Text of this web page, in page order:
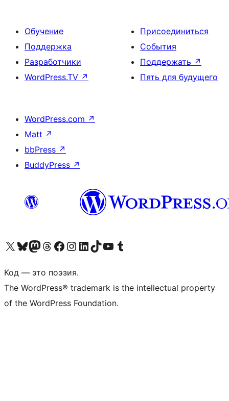
Обучение
Поддержка
Разработчики
WordPress.TV ↗
Присоединиться
События
Поддержать ↗
Пять для будущего
WordPress.com ↗
Matt ↗
bbPress ↗
BuddyPress ↗
Посетите нас в X (ранее Twitter)
Посетите нашу учётную запись в Bluesky
Посетите нашу ленту в Mastodon
Посетите нашу учётную запись в Threads
Посетите нашу страницу на Facebook
Посетите наш Instagram
Посетите нашу страницу в LinkedIn
Посетите нашу учётную запись в TikTok
Посетите наш канал YouTube
Посетите нашу учётную запись в Tumblr
Код — это поэзия.
The WordPress® trademark is the intellectual property
of the WordPress Foundation.